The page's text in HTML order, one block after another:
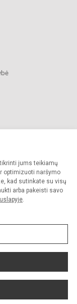
jums teikiamų
optimizuoti naršymo
kad sutinkate su visų
arba pakeisti savo
.
draudžiama.